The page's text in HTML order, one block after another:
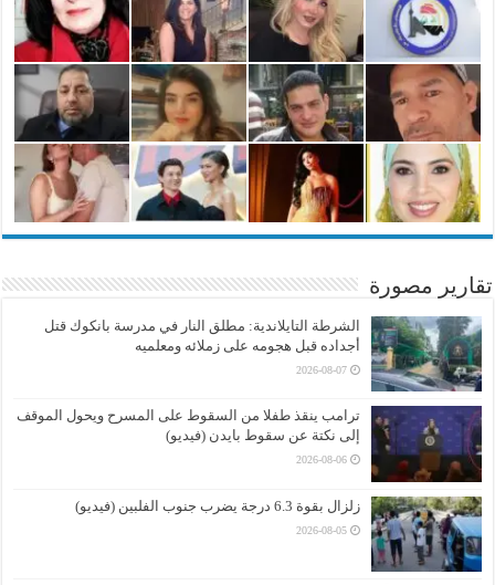
تقارير مصورة
الشرطة التايلاندية: مطلق النار في مدرسة بانكوك قتل
أجداده قبل هجومه على زملائه ومعلميه
2026-08-07
ترامب ينقذ طفلا من السقوط على المسرح ويحول الموقف
إلى نكتة عن سقوط بايدن (فيديو)
2026-08-06
زلزال بقوة 6.3 درجة يضرب جنوب الفلبين (فيديو)
2026-08-05